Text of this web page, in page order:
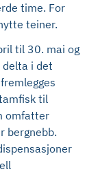
time. For
teiner.
til 30. mai og
delta i det
til
omfatter
bergnebb.